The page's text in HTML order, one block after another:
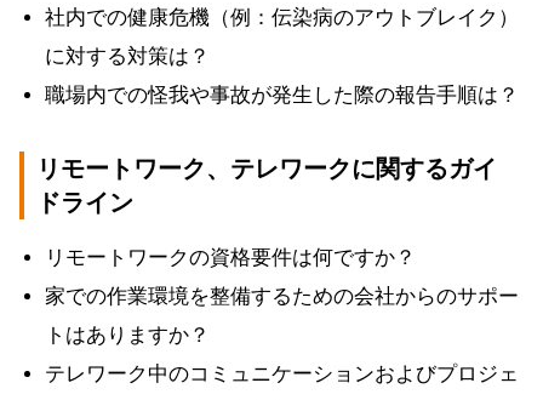
社内での健康危機（例：伝染病のアウトブレイク）
に対する対策は？
職場内での怪我や事故が発生した際の報告手順は？
リモートワーク、テレワークに関するガイ
ドライン
リモートワークの資格要件は何ですか？
家での作業環境を整備するための会社からのサポー
トはありますか？
テレワーク中のコミュニケーションおよびプロジェ